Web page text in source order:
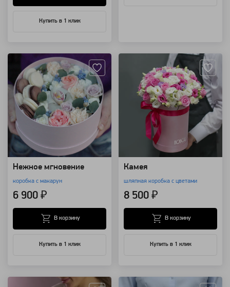
Купить в 1 клик
Нежное мгновение
коробка с макарун
6 900 ₽
Купить в 1 клик
В корзину
Камея
шляпная коробка с цветами
8 500 ₽
Купить в 1 клик
В корзину